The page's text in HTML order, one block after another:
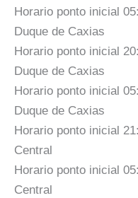
Horario ponto inicial
Duque de Caxias
Horario ponto inicial
Duque de Caxias
Horario ponto inicial
Duque de Caxias
Horario ponto inicial
Central
Horario ponto inicial
Central